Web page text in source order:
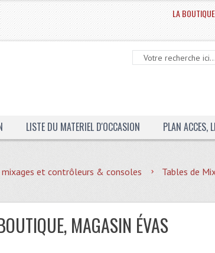
LA BOUTIQUE
LISTE DU MATERIEL D'OCCASION PLAN ACCES,
mixages et contrôleurs & consoles Tables de
MAGASIN ÉVAS